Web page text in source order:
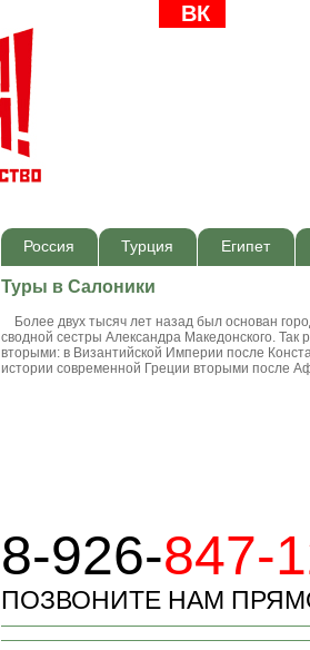
Россия Турция Египет
Туры в Салоники
Более двух тысяч лет назад был основан
сводной сестры Александра Македонского. Так
вторыми: в Византийской Империи после
истории современной Греции вторыми после
8-926-847-
ПОЗВОНИТЕ НАМ
ВК